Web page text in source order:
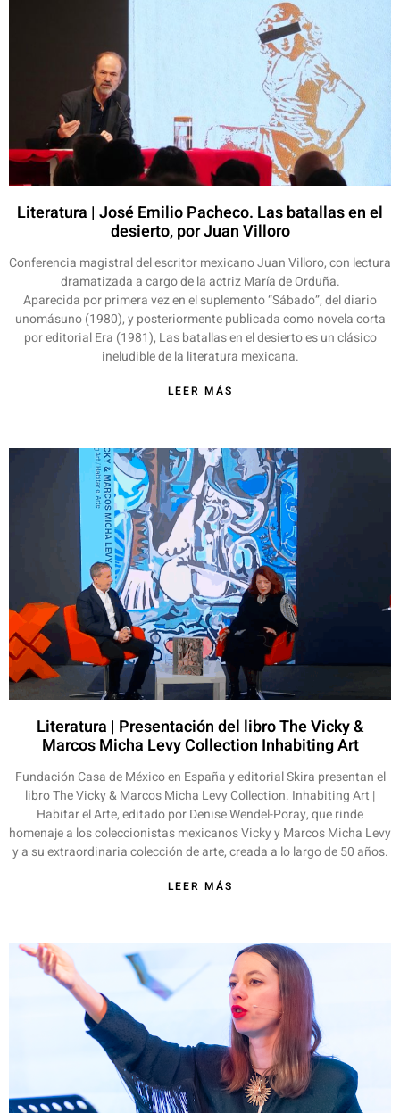
Literatura | José Emilio Pacheco. Las batallas en el
desierto, por Juan Villoro
Conferencia magistral del escritor mexicano Juan Villoro, con lectura
dramatizada a cargo de la actriz María de Orduña.
Aparecida por primera vez en el suplemento “Sábado”, del diario
unomásuno (1980), y posteriormente publicada como novela corta
por editorial Era (1981), Las batallas en el desierto es un clásico
ineludible de la literatura mexicana.
LEER MÁS
Literatura | Presentación del libro The Vicky &
Marcos Micha Levy Collection Inhabiting Art
Fundación Casa de México en España y editorial Skira presentan el
libro The Vicky & Marcos Micha Levy Collection. Inhabiting Art |
Habitar el Arte, editado por Denise Wendel-Poray, que rinde
homenaje a los coleccionistas mexicanos Vicky y Marcos Micha Levy
y a su extraordinaria colección de arte, creada a lo largo de 50 años.
LEER MÁS